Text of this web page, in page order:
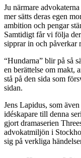
Ju närmare
mer sätts deras egen
ambition och pengar
Samtidigt får vi följa
sipprar in och påverkar
“Hundarna” blir på så
en berättelse om makt,
stå på den sida som
sidan.
Jens Lapidus, som
idéskapare till denna
gjort dramaserien
advokatmiljön i
sig på verkliga